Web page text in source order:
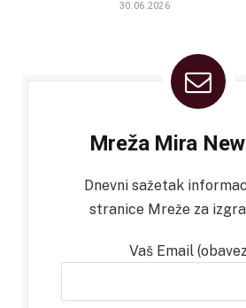
30.06.2026
Mreža Mira
Dnevni sažetak
stranice Mreže za
Vaš Email